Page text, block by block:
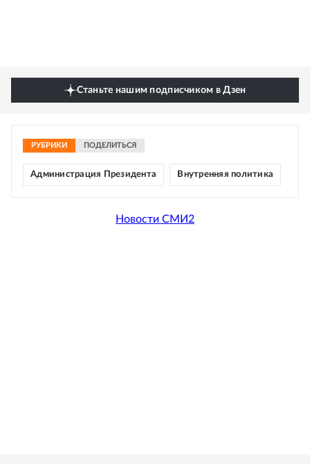
Станьте нашим подписчиком в Дзен
РУБРИКИ ПОДЕЛИТЬСЯ
Администрация Президента Внутренняя политика
Новости СМИ2